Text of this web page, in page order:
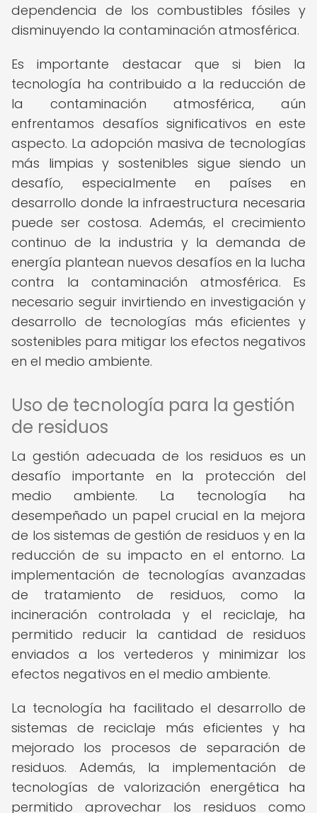
dependencia de los combustibles fósiles y
disminuyendo la contaminación atmosférica.
Es importante destacar que si bien la
tecnología ha contribuido a la reducción de
la contaminación atmosférica, aún
enfrentamos desafíos significativos en este
aspecto. La adopción masiva de tecnologías
más limpias y sostenibles sigue siendo un
desafío, especialmente en países en
desarrollo donde la infraestructura necesaria
puede ser costosa. Además, el crecimiento
continuo de la industria y la demanda de
energía plantean nuevos desafíos en la lucha
contra la contaminación atmosférica. Es
necesario seguir invirtiendo en investigación y
desarrollo de tecnologías más eficientes y
sostenibles para mitigar los efectos negativos
en el medio ambiente.
Uso de tecnología para la gestión
de residuos
La gestión adecuada de los residuos es un
desafío importante en la protección del
medio ambiente. La tecnología ha
desempeñado un papel crucial en la mejora
de los sistemas de gestión de residuos y en la
reducción de su impacto en el entorno. La
implementación de tecnologías avanzadas
de tratamiento de residuos, como la
incineración controlada y el reciclaje, ha
permitido reducir la cantidad de residuos
enviados a los vertederos y minimizar los
efectos negativos en el medio ambiente.
La tecnología ha facilitado el desarrollo de
sistemas de reciclaje más eficientes y ha
mejorado los procesos de separación de
residuos. Además, la implementación de
tecnologías de valorización energética ha
permitido aprovechar los residuos como